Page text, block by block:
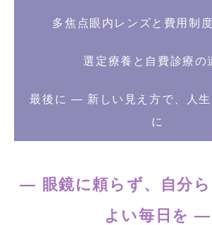
多焦点眼内レンズと費用制
選定療養と自費診療の
最後に ― 新しい見え方で、人
に
― 眼鏡に頼らず、自分
よい毎日を ―